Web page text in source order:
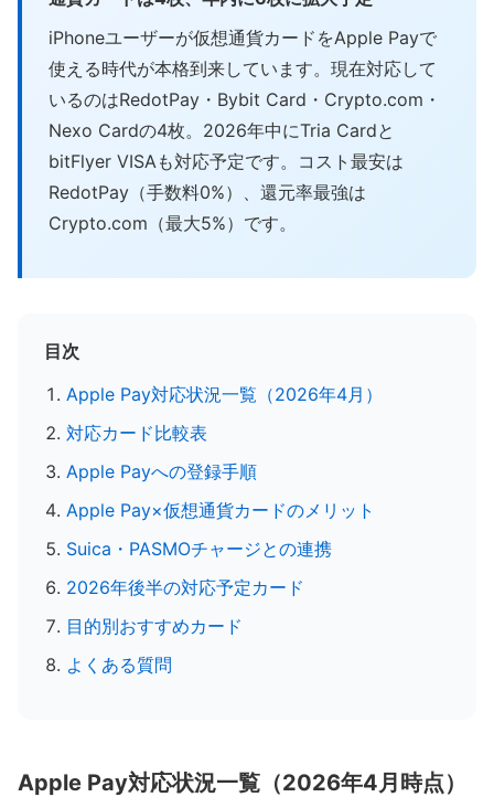
iPhoneユーザーが仮想通貨カードをApple Payで
使える時代が本格到来しています。現在対応して
いるのはRedotPay・Bybit Card・Crypto.com・
Nexo Cardの4枚。2026年中にTria Cardと
bitFlyer VISAも対応予定です。コスト最安は
RedotPay（手数料0%）、還元率最強は
Crypto.com（最大5%）です。
目次
Apple Pay対応状況一覧（2026年4月）
対応カード比較表
Apple Payへの登録手順
Apple Pay×仮想通貨カードのメリット
Suica・PASMOチャージとの連携
2026年後半の対応予定カード
目的別おすすめカード
よくある質問
Apple Pay対応状況一覧（2026年4月時点）